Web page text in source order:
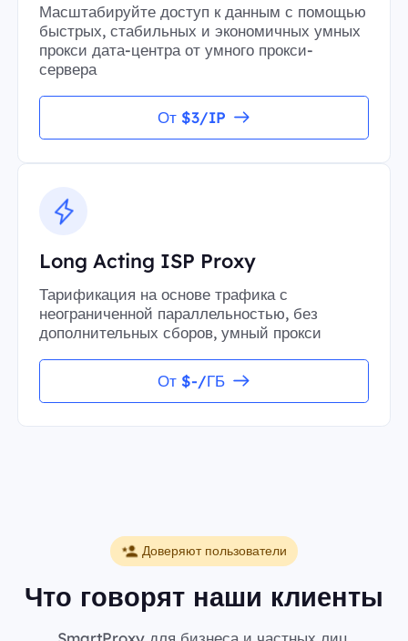
Масштабируйте доступ к данным с помощью
быстрых, стабильных и экономичных умных
прокси дата-центра от умного прокси-
сервера
От $3/IP
Long Acting ISP Proxy
Тарификация на основе трафика с
неограниченной параллельностью, без
дополнительных сборов, умный прокси
От $-/ГБ
Доверяют пользователи
Что говорят наши клиенты